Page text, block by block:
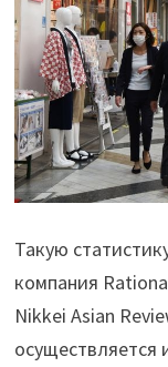
Такую
компания
Nikkei Asian
осуществляется